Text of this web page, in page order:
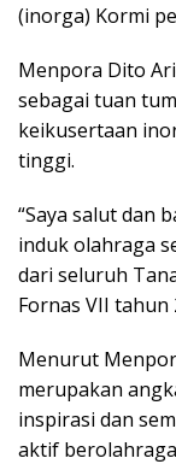
(inorga) Kormi
Menpora Dito
sebagai tuan
keikusertaan
tinggi.
“Saya salut dan
induk olahraga
dari seluruh
Fornas VII tahun
Menurut
merupakan
inspirasi dan
aktif